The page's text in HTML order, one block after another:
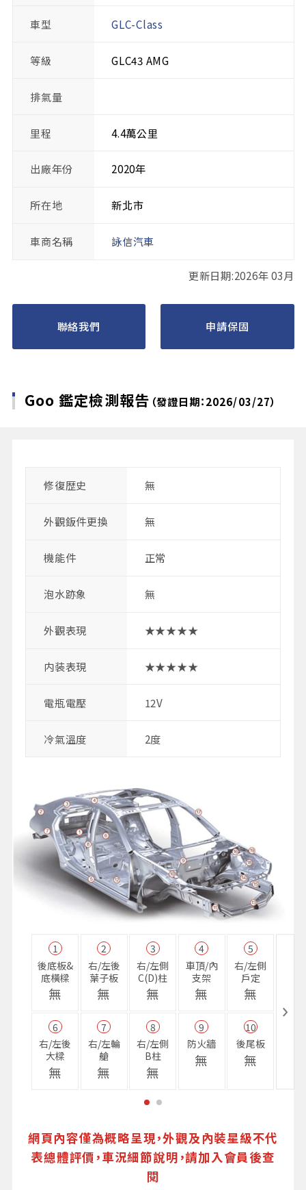
車型 GLC-Class
等級 GLC43 AMG
排氣量
里程 4.4萬公里
出廠年份 2020年
所在地 新北市
車商名稱 詠信汽車
更新日期:2026年 03月
聯絡我們 申請保固
Goo 鑑定檢測報告 （發證日期：2026/03/27）
修復歴史 無
外觀鈑件更換 無
機能件 正常
泡水跡象 無
外觀表現 ★★★★★
内装表現 ★★★★★
電瓶電壓 12V
冷氣溫度 2度
1
後底板&
底橫樑
無
2
右/左後
葉子板
無
3
右/左側
C(D)柱
無
4
車頂/內
支架
無
5
右/左側
戶定
無
6
右/左後
大樑
無
7
右/左輪
艙
無
8
右/左側
B柱
無
9
防火牆
無
10
後尾板
無
網頁內容僅為概略呈現，外觀及內裝星級不代
表總體評價，車況細節說明，請加入會員後查
閱